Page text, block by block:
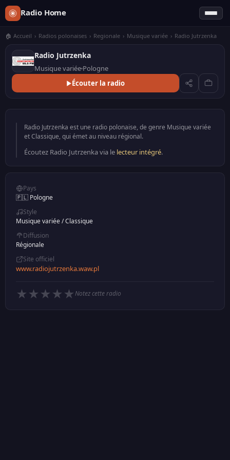
Radio Home
🏠 Accueil › Radios polonaises › Regionale › Musique variée › Radio Jutrzenka
Radio Jutrzenka
Musique variée Pologne
Écouter la radio
Radio Jutrzenka est une radio polonaise, de genre Musique variée
et Classique, qui émet au niveau régional.
Écoutez Radio Jutrzenka via le lecteur intégré.
Pays
🇵🇱 Pologne
Style
Musique variée/Classique
Diffusion
Régionale
Site officiel
www.radiojutrzenka.waw.pl
★ ★ ★ ★ ★Notez cette radio